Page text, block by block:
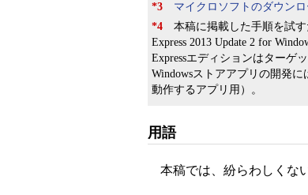
*3
マイクロソフトのダウン
*4 本稿に掲載した手順を試す
Express 2013 Update 2 for
Expressエディションはターゲ
Windowsストアアプリの開発
動作するアプリ用）。
用語
本稿では、紛らわしくな